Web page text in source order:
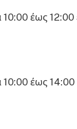
έως 12:00
έως